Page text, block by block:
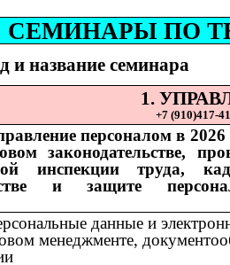
СЕМИНАРЫ ПО
и название семинара
1.
+7 (910)417-
персоналом в 2026
законодательстве,
инспекции труда,
и защите
данные и
менеджменте,